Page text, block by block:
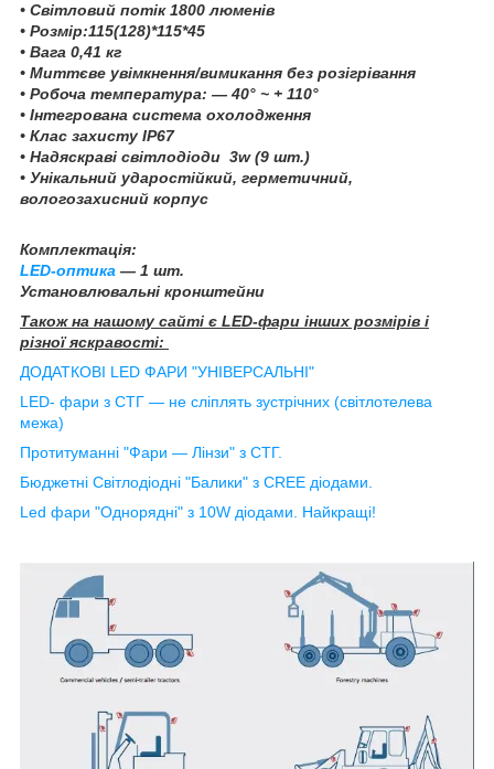
• Світловий потік 1800 люменів
• Розмір:115(128)*115*45
• Вага 0,41 кг
• Миттєве увімкнення/вимикання без розігрівання
• Робоча температура: ― 40° ~ + 110°
• Інтегрована система охолодження
• Клас захисту IP67
• Надяскраві світлодіоди 3w (9 шт.)
• Унікальний ударостійкий, герметичний,
вологозахисний корпус
Комплектація:
LED-оптика — 1 шт.
Установлювальні кронштейни
Також на нашому сайті є LED-фари інших розмірів і
різної яскравості:
ДОДАТКОВІ LED ФАРИ "УНІВЕРСАЛЬНІ"
LED- фари з СТГ — не сліплять зустрічних (світлотелева
межа)
Протитуманні "Фари — Лінзи" з СТГ.
Бюджетні Світлодіодні "Балики" з CREE діодами.
Led фари "Однорядні" з 10W діодами. Найкращі!